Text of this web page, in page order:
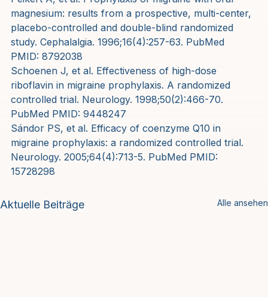
magnesium: results from a prospective, multi-center,
placebo-controlled and double-blind randomized
study. Cephalalgia. 1996;16(4):257-63. PubMed
PMID: 8792038
Schoenen J, et al. Effectiveness of high-dose
riboflavin in migraine prophylaxis. A randomized
controlled trial. Neurology. 1998;50(2):466-70.
PubMed PMID: 9448247
Sándor PS, et al. Efficacy of coenzyme Q10 in
migraine prophylaxis: a randomized controlled trial.
Neurology. 2005;64(4):713-5. PubMed PMID:
15728298
Aktuelle Beiträge Alle ansehen